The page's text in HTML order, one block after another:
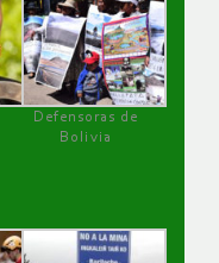
Defensoras de
Bolivia